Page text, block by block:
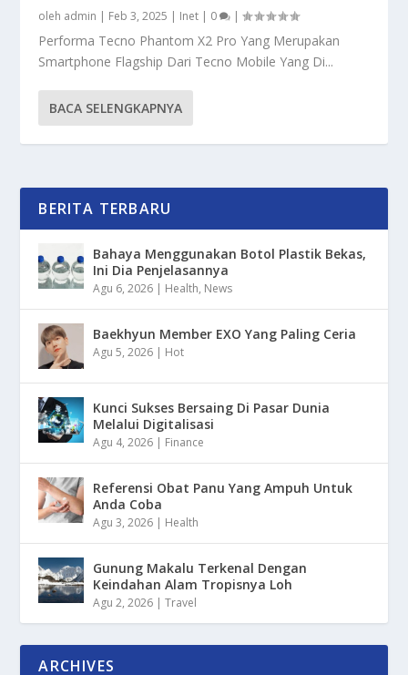
oleh admin | Feb 3, 2025 | Inet | 0 |
Performa Tecno Phantom X2 Pro Yang Merupakan
Smartphone Flagship Dari Tecno Mobile Yang Di...
BACA SELENGKAPNYA
BERITA TERBARU
Bahaya Menggunakan Botol Plastik Bekas,
Ini Dia Penjelasannya
Agu 6, 2026 | Health, News
Baekhyun Member EXO Yang Paling Ceria
Agu 5, 2026 | Hot
Kunci Sukses Bersaing Di Pasar Dunia
Melalui Digitalisasi
Agu 4, 2026 | Finance
Referensi Obat Panu Yang Ampuh Untuk
Anda Coba
Agu 3, 2026 | Health
Gunung Makalu Terkenal Dengan
Keindahan Alam Tropisnya Loh
Agu 2, 2026 |Travel
ARCHIVES